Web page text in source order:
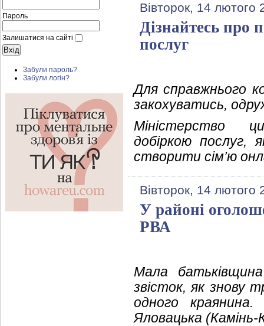
Пароль
Залишатися на сайті
Забули пароль?
Забули логін?
Вівторок, 14 лютого
Дізнайтесь про
послуг
Для справжнього
закохуватись,
Міністерство
добіркою послуг,
створити сім’ю
Вівторок, 14 лютого
У районі
РВА
Мала
звісток, як знову
одного
Яловацька